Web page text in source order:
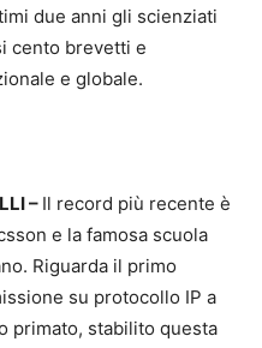
due anni gli scienziati
cento brevetti e
e globale.
– Il record più recente è
e la famosa scuola
Riguarda il primo
su protocollo IP a
primato, stabilito questa